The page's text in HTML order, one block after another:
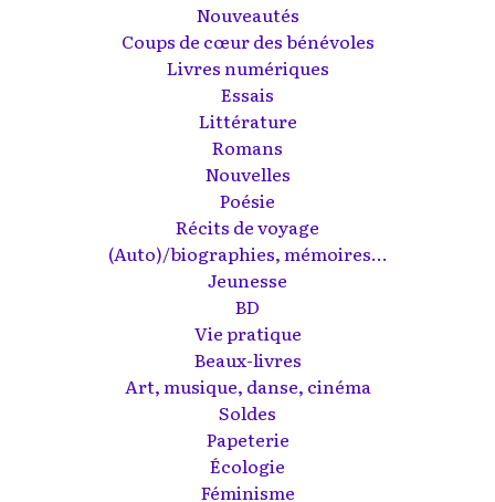
Nouveautés
Coups de cœur des bénévoles
Livres numériques
Essais
Littérature
Romans
Nouvelles
Poésie
Récits de voyage
(Auto)/biographies, mémoires...
Jeunesse
BD
Vie pratique
Beaux-livres
Art, musique, danse, cinéma
Soldes
Papeterie
Écologie
Féminisme